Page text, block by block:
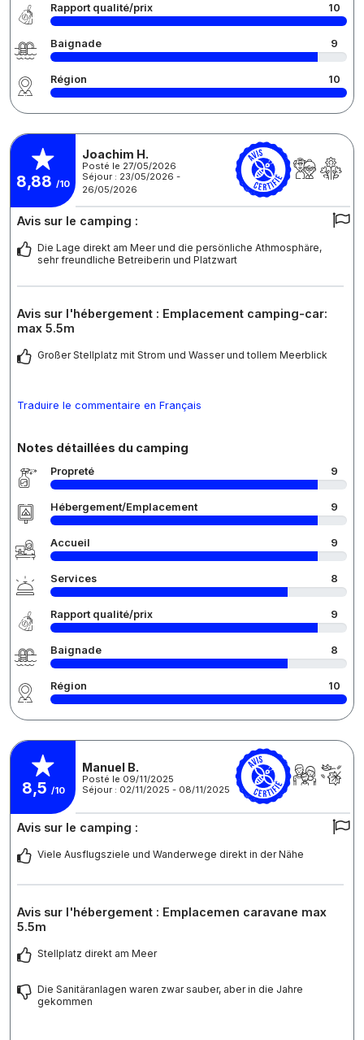
Rapport qualité/prix 10
Baignade 9
Région 10
8,88 /10
Joachim H.
Posté le 27/05/2026
Séjour : 23/05/2026 -
26/05/2026
Avis sur le camping :
Die Lage direkt am Meer und die persönliche Athmosphäre,
sehr freundliche Betreiberin und Platzwart
Avis sur l'hébergement : Emplacement camping-car:
max 5.5m
Großer Stellplatz mit Strom und Wasser und tollem Meerblick
Traduire le commentaire en Français
Notes détaillées du camping
Propreté 9
Hébergement/Emplacement 9
Accueil 9
Services 8
Rapport qualité/prix 9
Baignade 8
Région 10
8,5 /10
Manuel B.
Posté le 09/11/2025
Séjour : 02/11/2025 - 08/11/2025
Avis sur le camping :
Viele Ausflugsziele und Wanderwege direkt in der Nähe
Avis sur l'hébergement : Emplacemen caravane max
5.5m
Stellplatz direkt am Meer
Die Sanitäranlagen waren zwar sauber, aber in die Jahre
gekommen